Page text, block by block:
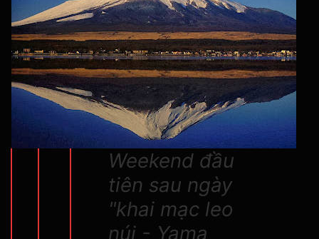
Weekend đầu
tiên sau ngày
"khai mạc leo
núi - Yama